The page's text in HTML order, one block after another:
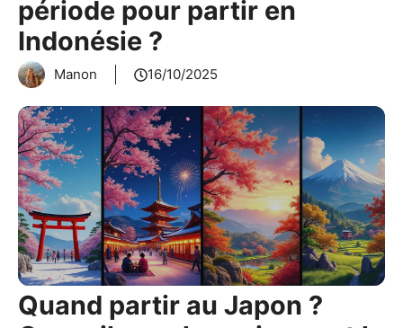
période pour partir en
Indonésie ?
Manon 16/10/2025
Quand partir au Japon ?